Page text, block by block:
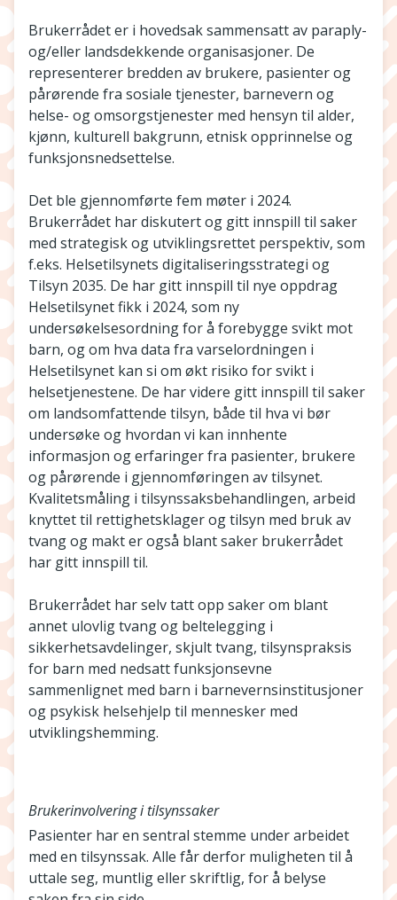
Brukerrådet er i hovedsak sammensatt av paraply-
og/eller landsdekkende organisasjoner. De
representerer bredden av brukere, pasienter og
pårørende fra sosiale tjenester, barnevern og
helse- og omsorgstjenester med hensyn til alder,
kjønn, kulturell bakgrunn, etnisk opprinnelse og
funksjonsnedsettelse.
Det ble gjennomførte fem møter i 2024.
Brukerrådet har diskutert og gitt innspill til saker
med strategisk og utviklingsrettet perspektiv, som
f.eks. Helsetilsynets digitaliseringsstrategi og
Tilsyn 2035. De har gitt innspill til nye oppdrag
Helsetilsynet fikk i 2024, som ny
undersøkelsesordning for å forebygge svikt mot
barn, og om hva data fra varselordningen i
Helsetilsynet kan si om økt risiko for svikt i
helsetjenestene. De har videre gitt innspill til saker
om landsomfattende tilsyn, både til hva vi bør
undersøke og hvordan vi kan innhente
informasjon og erfaringer fra pasienter, brukere
og pårørende i gjennomføringen av tilsynet.
Kvalitetsmåling i tilsynssaksbehandlingen, arbeid
knyttet til rettighetsklager og tilsyn med bruk av
tvang og makt er også blant saker brukerrådet
har gitt innspill til.
Brukerrådet har selv tatt opp saker om blant
annet ulovlig tvang og beltelegging i
sikkerhetsavdelinger, skjult tvang, tilsynspraksis
for barn med nedsatt funksjonsevne
sammenlignet med barn i barnevernsinstitusjoner
og psykisk helsehjelp til mennesker med
utviklingshemming.
Brukerinvolvering i tilsynssaker
Pasienter har en sentral stemme under arbeidet
med en tilsynssak. Alle får derfor muligheten til å
uttale seg, muntlig eller skriftlig, for å belyse